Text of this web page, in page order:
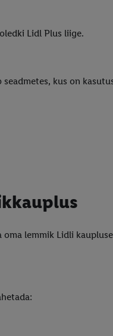
Lidl Plus liige.
kus on
lemmik Lidli